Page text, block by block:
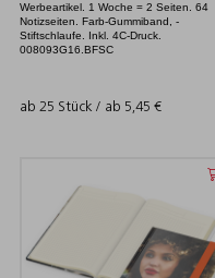
Werbeartikel. 1 Woche = 2 Seiten. 64
Notizseiten. Farb-Gummiband, -
Stiftschlaufe. Inkl. 4C-Druck.
008093G16.BFSC
ab 25 Stück / ab 5,45 €